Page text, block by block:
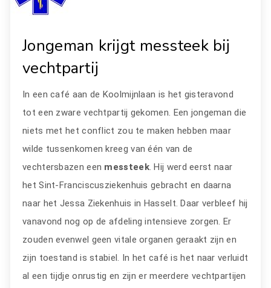
Jongeman krijgt messteek bij
vechtpartij
In een café aan de Koolmijnlaan is het gisteravond
tot een zware vechtpartij gekomen. Een jongeman die
niets met het conflict zou te maken hebben maar
wilde tussenkomen kreeg van één van de
vechtersbazen een messteek. Hij werd eerst naar
het Sint-Franciscusziekenhuis gebracht en daarna
naar het Jessa Ziekenhuis in Hasselt. Daar verbleef hij
vanavond nog op de afdeling intensieve zorgen. Er
zouden evenwel geen vitale organen geraakt zijn en
zijn toestand is stabiel. In het café is het naar verluidt
al een tijdje onrustig en zijn er meerdere vechtpartijen